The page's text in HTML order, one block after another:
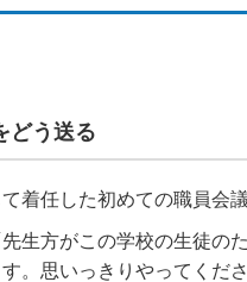
どう送る
着任した初めての職員会
生方がこの学校の生徒の
。思いっきりやってくだ